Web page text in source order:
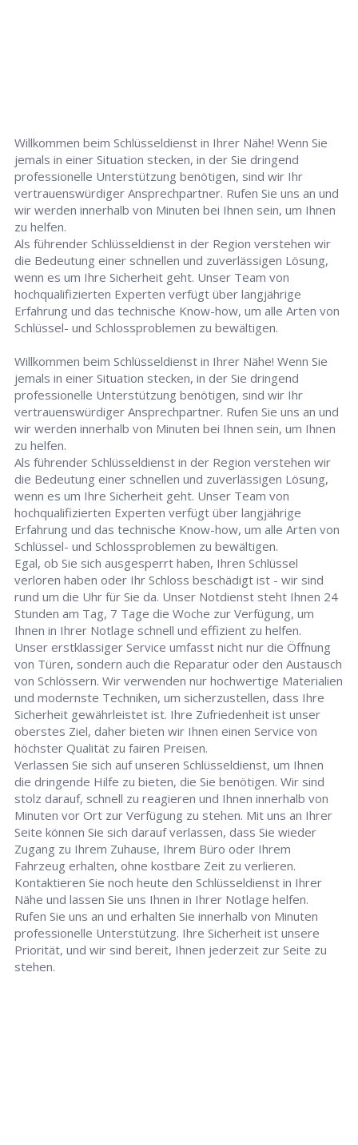
Willkommen beim Schlüsseldienst in Ihrer Nähe! Wenn Sie
jemals in einer Situation stecken, in der Sie dringend
professionelle Unterstützung benötigen, sind wir Ihr
vertrauenswürdiger Ansprechpartner. Rufen Sie uns an und
wir werden innerhalb von Minuten bei Ihnen sein, um Ihnen
zu helfen.
Als führender Schlüsseldienst in der Region verstehen wir
die Bedeutung einer schnellen und zuverlässigen Lösung,
wenn es um Ihre Sicherheit geht. Unser Team von
hochqualifizierten Experten verfügt über langjährige
Erfahrung und das technische Know-how, um alle Arten von
Schlüssel- und Schlossproblemen zu bewältigen.
Willkommen beim Schlüsseldienst in Ihrer Nähe! Wenn Sie
jemals in einer Situation stecken, in der Sie dringend
professionelle Unterstützung benötigen, sind wir Ihr
vertrauenswürdiger Ansprechpartner. Rufen Sie uns an und
wir werden innerhalb von Minuten bei Ihnen sein, um Ihnen
zu helfen.
Als führender Schlüsseldienst in der Region verstehen wir
die Bedeutung einer schnellen und zuverlässigen Lösung,
wenn es um Ihre Sicherheit geht. Unser Team von
hochqualifizierten Experten verfügt über langjährige
Erfahrung und das technische Know-how, um alle Arten von
Schlüssel- und Schlossproblemen zu bewältigen.
Egal, ob Sie sich ausgesperrt haben, Ihren Schlüssel
verloren haben oder Ihr Schloss beschädigt ist - wir sind
rund um die Uhr für Sie da. Unser Notdienst steht Ihnen 24
Stunden am Tag, 7 Tage die Woche zur Verfügung, um
Ihnen in Ihrer Notlage schnell und effizient zu helfen.
Unser erstklassiger Service umfasst nicht nur die Öffnung
von Türen, sondern auch die Reparatur oder den Austausch
von Schlössern. Wir verwenden nur hochwertige Materialien
und modernste Techniken, um sicherzustellen, dass Ihre
Sicherheit gewährleistet ist. Ihre Zufriedenheit ist unser
oberstes Ziel, daher bieten wir Ihnen einen Service von
höchster Qualität zu fairen Preisen.
Verlassen Sie sich auf unseren Schlüsseldienst, um Ihnen
die dringende Hilfe zu bieten, die Sie benötigen. Wir sind
stolz darauf, schnell zu reagieren und Ihnen innerhalb von
Minuten vor Ort zur Verfügung zu stehen. Mit uns an Ihrer
Seite können Sie sich darauf verlassen, dass Sie wieder
Zugang zu Ihrem Zuhause, Ihrem Büro oder Ihrem
Fahrzeug erhalten, ohne kostbare Zeit zu verlieren.
Kontaktieren Sie noch heute den Schlüsseldienst in Ihrer
Nähe und lassen Sie uns Ihnen in Ihrer Notlage helfen.
Rufen Sie uns an und erhalten Sie innerhalb von Minuten
professionelle Unterstützung. Ihre Sicherheit ist unsere
Priorität, und wir sind bereit, Ihnen jederzeit zur Seite zu
stehen.